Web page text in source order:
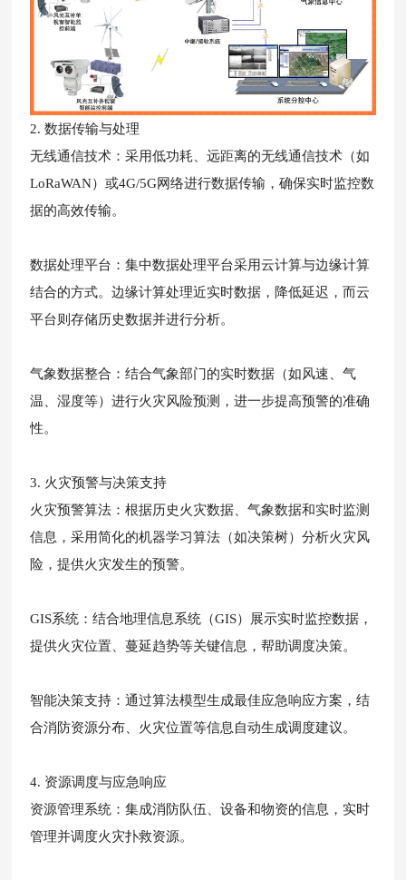
2. 数据传输与处理
无线通信技术：采用低功耗、远距离的无线通信技术（如
LoRaWAN）或4G/5G网络进行数据传输，确保实时监控数
据的高效传输。
数据处理平台：集中数据处理平台采用云计算与边缘计算
结合的方式。边缘计算处理近实时数据，降低延迟，而云
平台则存储历史数据并进行分析。
气象数据整合：结合气象部门的实时数据（如风速、气
温、湿度等）进行火灾风险预测，进一步提高预警的准确
性。
3. 火灾预警与决策支持
火灾预警算法：根据历史火灾数据、气象数据和实时监测
信息，采用简化的机器学习算法（如决策树）分析火灾风
险，提供火灾发生的预警。
GIS系统：结合地理信息系统（GIS）展示实时监控数据，
提供火灾位置、蔓延趋势等关键信息，帮助调度决策。
智能决策支持：通过算法模型生成最佳应急响应方案，结
合消防资源分布、火灾位置等信息自动生成调度建议。
4. 资源调度与应急响应
资源管理系统：集成消防队伍、设备和物资的信息，实时
管理并调度火灾扑救资源。